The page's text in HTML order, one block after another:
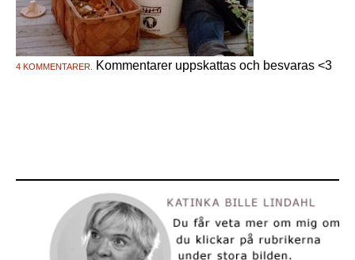
4 KOMMENTARER. Kommentarer uppskattas och besvaras <3